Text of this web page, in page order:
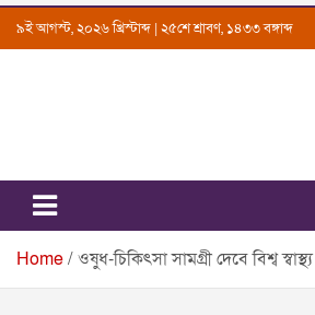
Skip৯ই আগস্ট, ২০২৬ খ্রিস্টাব্দ | ২৫শে শ্রাবণ, ১৪৩৩ বঙ্গাব্দ
Uttarkantho
News Portal
Home ওষুধ-চিকিৎসা সামগ্রী দেবে বিশ্ব স্বাস্থ্য